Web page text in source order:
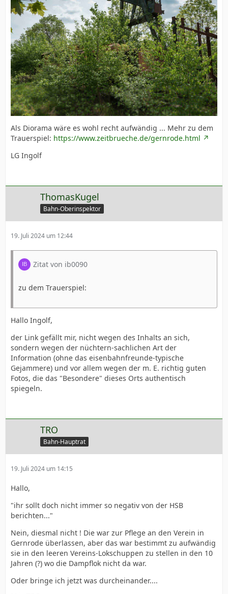
Als Diorama wäre es wohl recht aufwändig ... Mehr zu dem
Trauerspiel: https://www.zeitbrueche.de/gernrode.html
LG Ingolf
ThomasKugel
Bahn-Oberinspektor
19. Juli 2024 um 12:44
Zitat von ib0090
zu dem Trauerspiel:
Hallo Ingolf,
der Link gefällt mir, nicht wegen des Inhalts an sich,
sondern wegen der nüchtern-sachlichen Art der
Information (ohne das eisenbahnfreunde-typische
Gejammere) und vor allem wegen der m. E. richtig guten
Fotos, die das "Besondere" dieses Orts authentisch
spiegeln.
TRO
Bahn-Hauptrat
19. Juli 2024 um 14:15
Hallo,
"ihr sollt doch nicht immer so negativ von der HSB
berichten..."
Nein, diesmal nicht ! Die war zur Pflege an den Verein in
Gernrode überlassen, aber das war bestimmt zu aufwändig
sie in den leeren Vereins-Lokschuppen zu stellen in den 10
Jahren (?) wo die Dampflok nicht da war.
Oder bringe ich jetzt was durcheinander....